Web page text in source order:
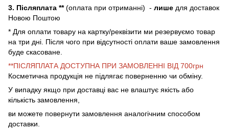
3. Післяплата **(оплата при отриманні) - лише для доставок
Новою Поштою
* Для оплати товару на картку/реквізити ми резервуємо товар
на три дні. Після чого при відсутності оплати ваше замовлення
буде скасоване.
**ПІСЛЯПЛАТА ДОСТУПНА ПРИ ЗАМОВЛЕННІ ВІД 700грн
Косметична продукція не підлягає поверненню чи обміну.
У випадку якщо при доставці вас не влаштує якість або
кількість замовлення,
ви можете повернути замовлення аналогічним способом
доставки.